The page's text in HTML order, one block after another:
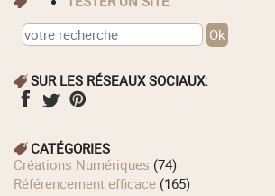
SUR LES RÉSEAUX SOCIAUX:
CATÉGORIES
Créations Numériques (74)
Référencement efficace (165)